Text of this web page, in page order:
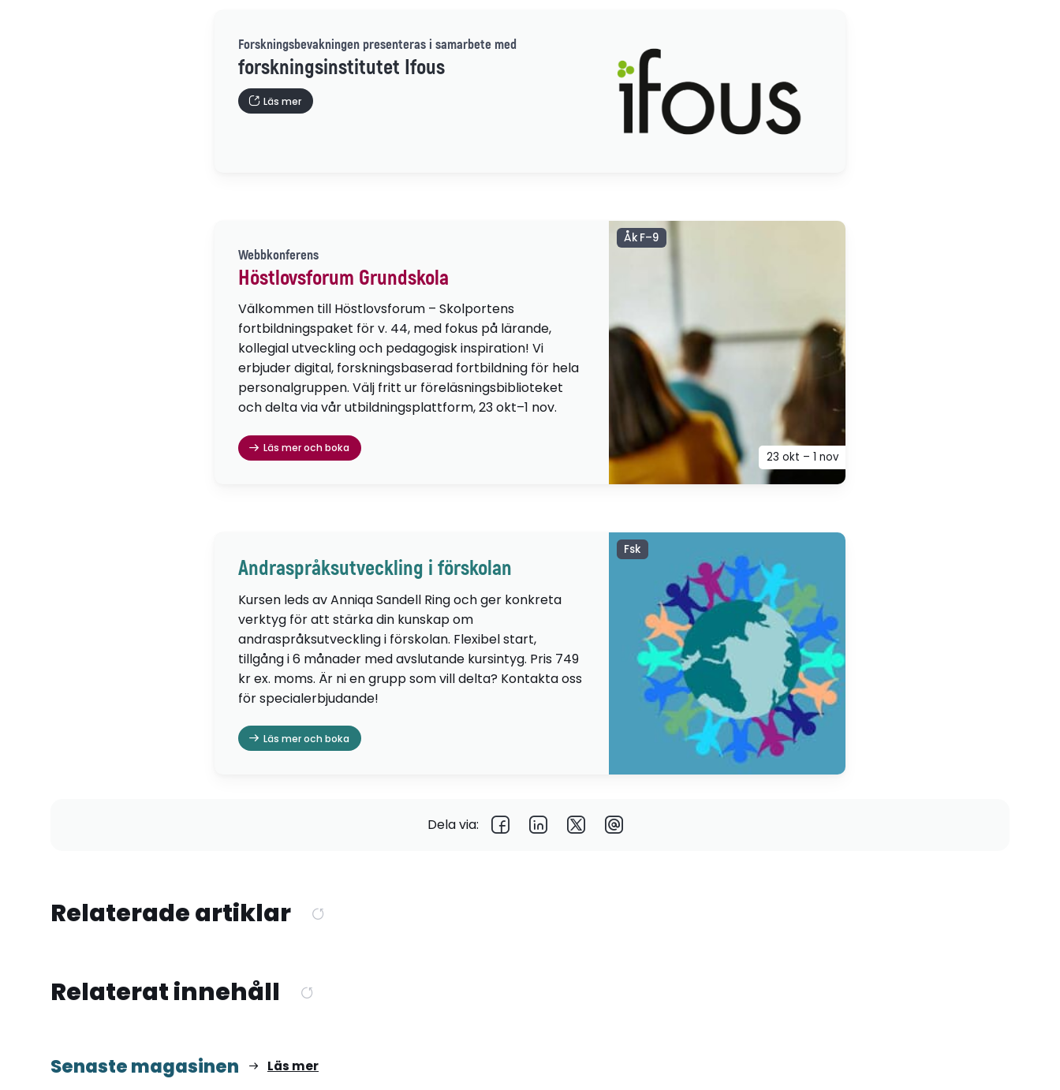
Forskningsbevakningen presenteras i samarbete med
forskningsinstitutet Ifous
Läs mer
Webbkonferens
Höstlovsforum Grundskola
Välkommen till Höstlovsforum – Skolportens
fortbildningspaket för v. 44, med fokus på lärande,
kollegial utveckling och pedagogisk inspiration! Vi
erbjuder digital, forskningsbaserad fortbildning för hela
personalgruppen. Välj fritt ur föreläsningsbiblioteket
och delta via vår utbildningsplattform, 23 okt–1 nov.
Läs mer och boka
Åk F–9
23 okt – 1 nov
Andraspråksutveckling i förskolan
Kursen leds av Anniqa Sandell Ring och ger konkreta
verktyg för att stärka din kunskap om
andraspråksutveckling i förskolan. Flexibel start,
tillgång i 6 månader med avslutande kursintyg. Pris 749
kr ex. moms. Är ni en grupp som vill delta? Kontakta oss
för specialerbjudande!
Läs mer och boka
Fsk
Dela via:
Relaterade artiklar
Relaterat innehåll
Senaste magasinen Läs mer